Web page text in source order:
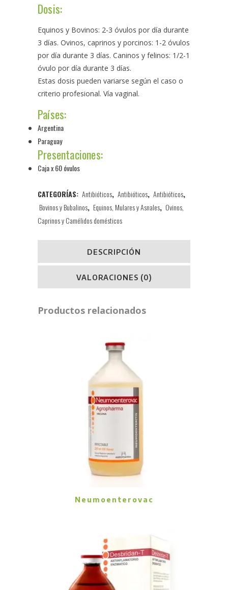
Dosis:
Equinos y Bovinos: 2-3 óvulos por día durante
3 días. Ovinos, caprinos y porcinos: 1-2 óvulos
por día durante 3 días. Caninos y felinos: 1/2-1
óvulo por día durante 3 días.
Estas dosis pueden variarse según el caso o
criterio profesional. Vía vaginal.
Países:
Argentina
Paraguay
Presentaciones:
Caja x 60 óvulos
CATEGORÍAS: Antibióticos, Antibióticos, Antibióticos,
Bovinos y Bubalinos, Equinos, Mulares y Asnales, Ovinos,
Caprinos y Camélidos domésticos
DESCRIPCIÓN
VALORACIONES (0)
Productos relacionados
Neumoenterovac